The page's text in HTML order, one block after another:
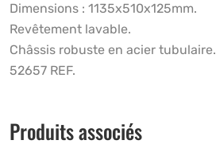
Dimensions : 1135x510x125mm.
Revêtement lavable.
Châssis robuste en acier tubulaire.
52657 REF.
Produits associés